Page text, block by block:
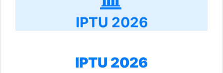
IPTU 2026
IPTU 2026